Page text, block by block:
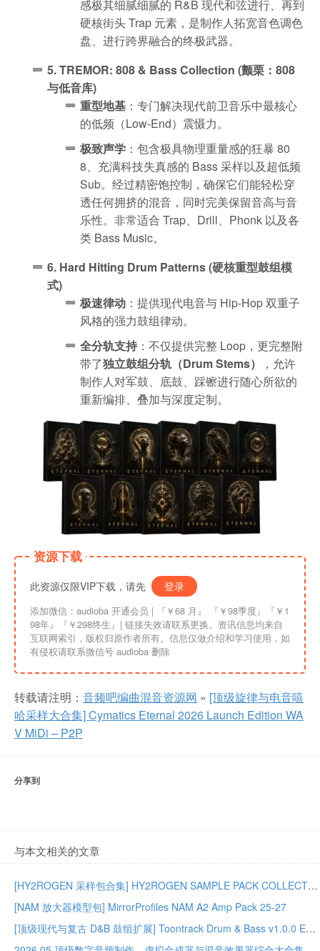
感极其细腻细腻的 R&B 现代和弦进行、再到
硬核街头 Trap 元素，是制作人拓宽音色调色
盘、进行跨界融合的终极武器。
5. TREMOR: 808 & Bass Collection (颤栗：808
与低音库)
重型地基 ：专门解决现代前卫音乐中最核心
的低频（Low-End）震慑力。
极致声学 ：包含极具物理重量感的狂暴 80
8、充满科技失真感的 Bass 采样以及超低频
Sub。经过精密饱控制，确保它们能轻松穿
透任何拥挤的混音，同时完美保留音高与音
乐性。非常适合 Trap、Drill、Phonk 以及各
类 Bass Music。
6. Hard Hitting Drum Patterns (硬核重型鼓组模
式)
极速律动 ：提供现代电音与 Hip-Hop 双重子
风格的强力鼓组律动。
全分轨支持 ：不仅提供完整 Loop，更完整附
带了独立鼓组分轨（Drum Stems）
，允许
制作人对军鼓、底鼓、踩镲进行随心所欲的
重新编排、叠加与深度定制。
资源下载
此资源仅限VIP下载，请先 登录
添加微信：audioba 开通会员 | 『￥68 月』 『￥98季度』『￥1
98年』『￥298终生』| 链接失效请联系更换。资讯信息均来自
互联网索引，版权归原作者所有。信息仅做介绍和学习使用，如
有侵权请联系微信号 audioba 删除
转载请注明： 音频吧编曲混音资源网 » [顶级旋律与电音嘻
哈采样大合集] Cymatics Eternal 2026 Launch Edition WA
V MiDi – P2P
分享到
与本文相关的文章
[HY2ROGEN 采样包合集] HY2ROGEN SAMPLE PACK COLLECTION 2026 [多格式]（70GB+）
[NAM 放大器模型包] MirrorProfiles NAM A2 Amp Pack 25-27
[顶级现代与复古 D&B 鼓组扩展] Toontrack Drum & Bass v1.0.0 EZX SOUNDBANK – P2P